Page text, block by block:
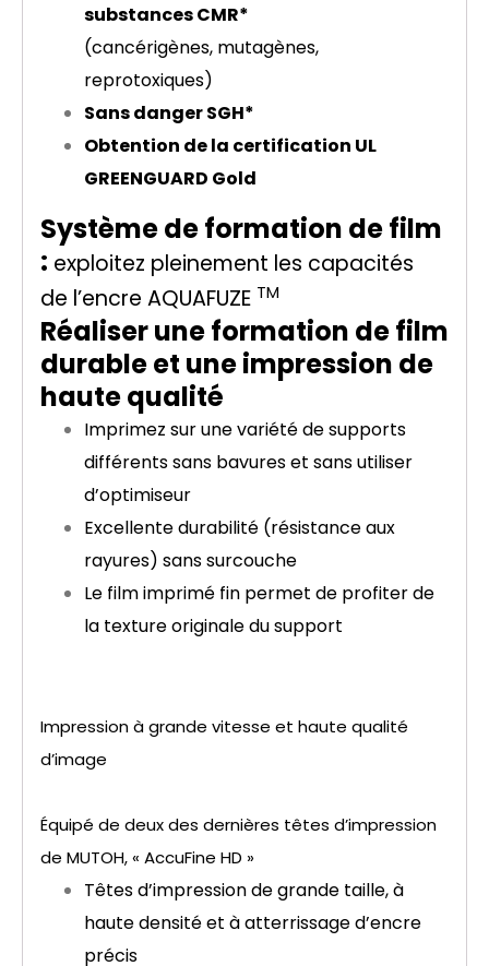
substances CMR*
(cancérigènes, mutagènes,
reprotoxiques)
Sans danger SGH*
Obtention de la certification UL
GREENGUARD Gold
Système de formation de film
: exploitez pleinement les capacités
de l’encre AQUAFUZE TM
Réaliser une formation de film
durable et une impression de
haute qualité
Imprimez sur une variété de supports
différents sans bavures et sans utiliser
d’optimiseur
Excellente durabilité (résistance aux
rayures) sans surcouche
Le film imprimé fin permet de profiter de
la texture originale du support
Impression à grande vitesse et haute qualité
d’image
Équipé de deux des dernières têtes d’impression
de MUTOH, « AccuFine HD »
Têtes d’impression de grande taille, à
haute densité et à atterrissage d’encre
précis